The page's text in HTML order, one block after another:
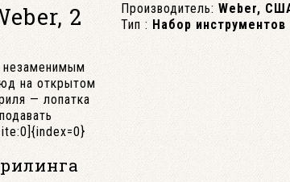
2
незаменимым
на открытом
— лопатка
Производитель: Weber,
Тип : Набор инструментов